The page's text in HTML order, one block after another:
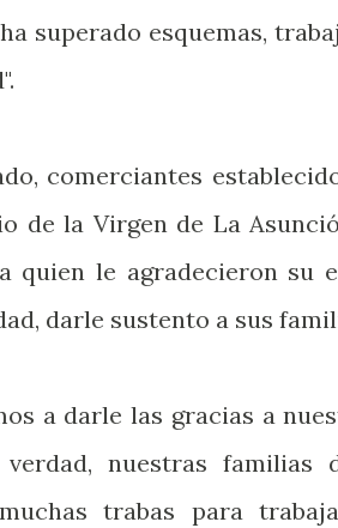
superado esquemas,
comerciantes
de la Virgen de La
quien le agradecieron su
darle sustento a sus
a darle las gracias a
verdad, nuestras familias
trabas para